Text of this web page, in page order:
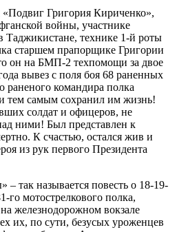
«Подвиг Григория Кириченко»,
войны, участнике
Таджикистане, технике 1-й роты
старшем прапорщике Григории
он на БМП-2 техпомощи за двое
вывез с поля боя 68 раненных
раненого командира полка
тем самым сохранил им жизнь!
солдат и офицеров, не
ними! Был представлен к
К счастью, остался жив и
из рук первого Президента
так называется повесть о 18-19-
го мотострелкового полка,
железнодорожном вокзале
их, по сути, безусых уроженцев